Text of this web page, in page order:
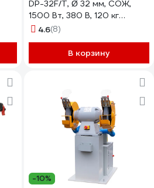
DP-32F/T, Ø 32 мм, СОЖ,
1500 Вт, 380 В, 120 кг
DP51020F/T
4.6(8)
В корзину
-10%